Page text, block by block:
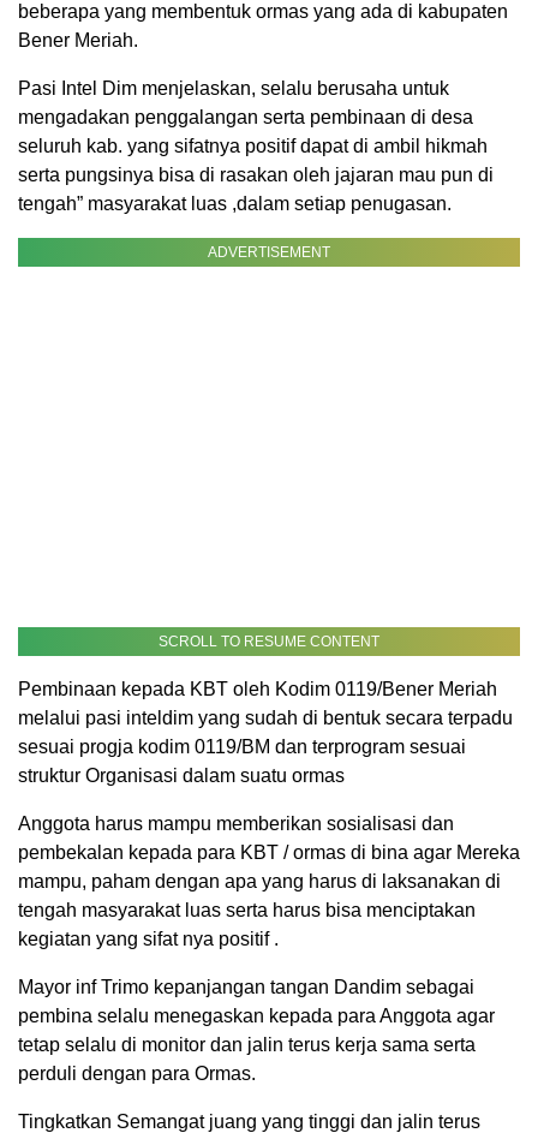
beberapa yang membentuk ormas yang ada di kabupaten
Bener Meriah.
Pasi Intel Dim menjelaskan, selalu berusaha untuk
mengadakan penggalangan serta pembinaan di desa
seluruh kab. yang sifatnya positif dapat di ambil hikmah
serta pungsinya bisa di rasakan oleh jajaran mau pun di
tengah” masyarakat luas ,dalam setiap penugasan.
ADVERTISEMENT
SCROLL TO RESUME CONTENT
Pembinaan kepada KBT oleh Kodim 0119/Bener Meriah
melalui pasi inteldim yang sudah di bentuk secara terpadu
sesuai progja kodim 0119/BM dan terprogram sesuai
struktur Organisasi dalam suatu ormas
Anggota harus mampu memberikan sosialisasi dan
pembekalan kepada para KBT / ormas di bina agar Mereka
mampu, paham dengan apa yang harus di laksanakan di
tengah masyarakat luas serta harus bisa menciptakan
kegiatan yang sifat nya positif .
Mayor inf Trimo kepanjangan tangan Dandim sebagai
pembina selalu menegaskan kepada para Anggota agar
tetap selalu di monitor dan jalin terus kerja sama serta
perduli dengan para Ormas.
Tingkatkan Semangat juang yang tinggi dan jalin terus